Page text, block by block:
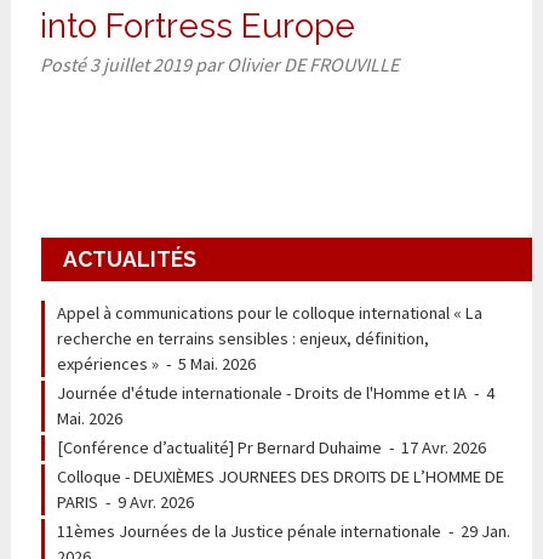
into Fortress Europe
Posté3 juillet 2019 par Olivier DE FROUVILLE
ACTUALITÉS
Appel à communications pour le colloque international « La
recherche en terrains sensibles : enjeux, définition,
expériences »- 5 Mai. 2026
Journée d'étude internationale - Droits de l'Homme et IA- 4
Mai. 2026
[Conférence d’actualité] Pr Bernard Duhaime - 17 Avr. 2026
Colloque - DEUXIÈMES JOURNEES DES DROITS DE L’HOMME DE
PARIS - 9 Avr. 2026
11èmes Journées de la Justice pénale internationale - 29 Jan.